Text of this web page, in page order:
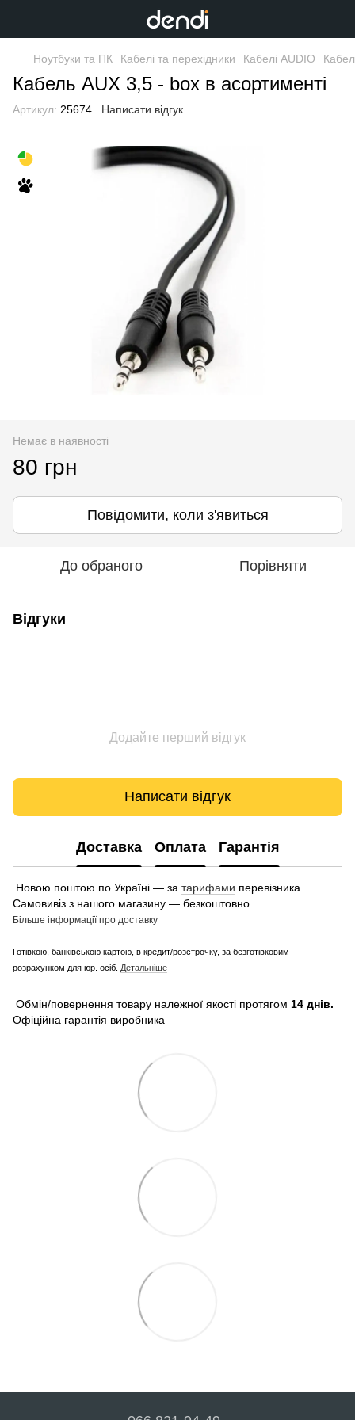
Ноутбуки та ПК Кабелі та перехідники Кабелі AUDIO
Кабель AUX 3,5 - box в асортименті
Артикул: 25674 Написати відгук
Немає в наявності
80 грн
Повідомити, коли з'явиться
До обраного Порівняти
Відгуки
Додайте перший відгук
Написати відгук
Доставка Оплата Гарантія
Новою поштою по Україні — за тарифами перевізника.
Самовивіз з нашого магазину — безкоштовно.
Більше інформації про доставку
Готівкою, банківською картою, в кредит/розстрочку, за безготівковим
розрахунком для юр. осіб. Детальніше
Обмін/повернення товару належної якості протягом 14 днів.
Офіційна гарантія виробника